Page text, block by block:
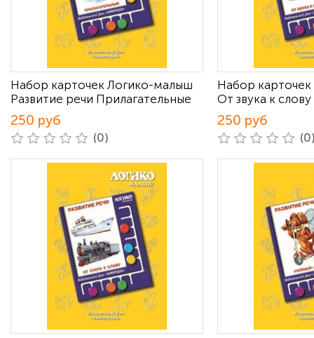
Набор карточек Логико-малыш
Развитие речи Прилагательные
250 руб
(0)
Набор
От звука к слову
250 руб